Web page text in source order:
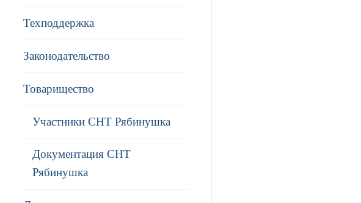
Техподдержка
Законодательство
Товарищество
Участники СНТ Рябинушка
Документация СНТ
Рябинушка